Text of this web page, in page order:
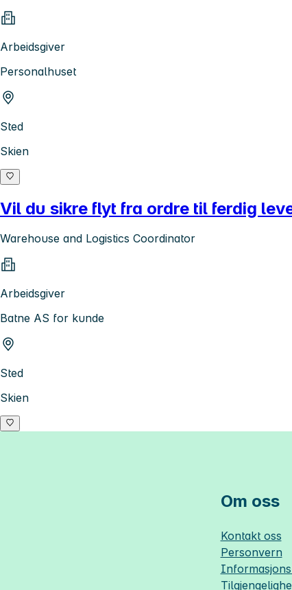
Arbeidsgiver
Personalhuset
Sted
Skien
Vil du sikre flyt fra ordre til ferdig
Warehouse and Logistics Coordinator
Arbeidsgiver
Batne AS for kunde
Sted
Skien
Om oss
Kontakt oss
Personvern